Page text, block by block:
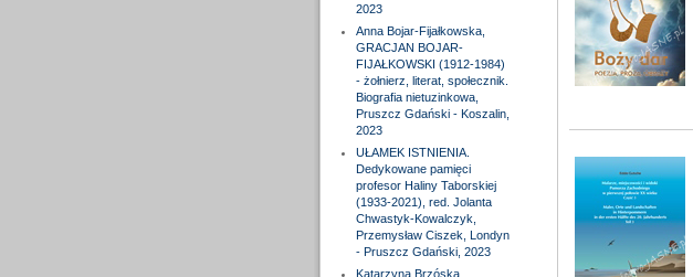
2023
Anna Bojar-Fijałkowska,
GRACJAN BOJAR-
FIJAŁKOWSKI (1912-1984)
- żołnierz, literat, społecznik.
Biografia nietuzinkowa,
Pruszcz Gdański - Koszalin,
2023
UŁAMEK ISTNIENIA.
Dedykowane pamięci
profesor Haliny Taborskiej
(1933-2021), red. Jolanta
Chwastyk-Kowalczyk,
Przemysław Ciszek, Londyn
- Pruszcz Gdański, 2023
Katarzyna Brzóska,